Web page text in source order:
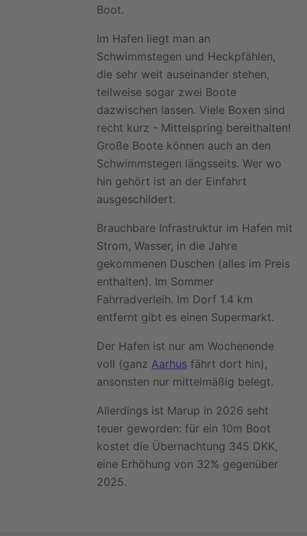
Boot.
Im Hafen liegt man an
Schwimmstegen und Heckpfählen,
die sehr weit auseinander stehen,
teilweise sogar zwei Boote
dazwischen lassen. Viele Boxen sind
recht kurz - Mittelspring bereithalten!
Große Boote können auch an den
Schwimmstegen längsseits. Wer wo
hin gehört ist an der Einfahrt
ausgeschildert.
Brauchbare Infrastruktur im Hafen mit
Strom, Wasser, in die Jahre
gekommenen Duschen (alles im Preis
enthalten). Im Sommer
Fahrradverleih. Im Dorf 1.4 km
entfernt gibt es einen Supermarkt.
Der Hafen ist nur am Wochenende
voll (ganz Aarhus fährt dort hin),
ansonsten nur mittelmäßig belegt.
Allerdings ist Marup in 2026 seht
teuer geworden: für ein 10m Boot
kostet die Übernachtung 345 DKK,
eine Erhöhung von 32% gegenüber
2025.